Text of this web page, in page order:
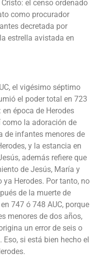
el censo ordenado
como procurador
decretada por
estrella avistada en
el vigésimo séptimo
el poder total en 723
época de Herodes
la adoración de
de infantes menores de
y la estancia en
además refiere que
de Jesús, María y
ya Herodes. Por tanto, no
de la muerte de
747 ó 748 AUC, porque
menores de dos años,
un error de seis o
si está bien hecho el